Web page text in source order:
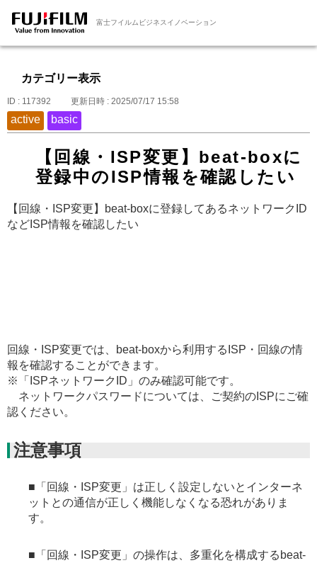
富士フイルムビジネスイノベーション
カテゴリー表示
ID : 117392 更新日時 : 2025/07/17 15:58
active basic
【回線・ISP変更】beat-boxに
登録中のISP情報を確認したい
【回線・ISP変更】beat-boxに登録してあるネットワークID
などISP情報を確認したい
回線・ISP変更では、beat-boxから利用するISP・回線の情
報を確認することができます。
※「ISPネットワークID」のみ確認可能です。
ネットワークパスワードについては、ご契約のISPにご確
認ください。
注意事項
■「回線・ISP変更」は正しく設定しないとインターネ
ットとの通信が正しく機能しなくなる恐れがありま
す。
■「回線・ISP変更」の操作は、多重化を構成するbeat-